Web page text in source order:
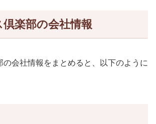
楽部の会社情報
の会社情報をまとめると、以下のように